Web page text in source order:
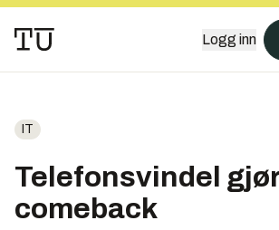
Logg inn
IT
Telefonsvindel
comeback